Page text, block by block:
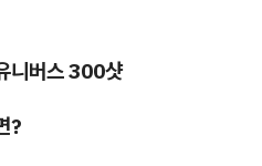
니버스 300샷
?